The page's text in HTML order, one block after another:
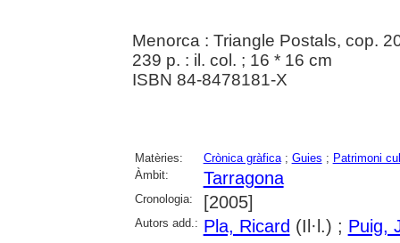
Menorca : Triangle Postals, cop.
239 p. : il. col. ; 16 * 16 cm
ISBN 84-8478181-X
Matèries: Crònica gràfica; Guies ; Patrimoni
Àmbit:
Tarragona
Cronologia: [2005]
Autors add.: Pla, Ricard (Il·l.) ; Puig,